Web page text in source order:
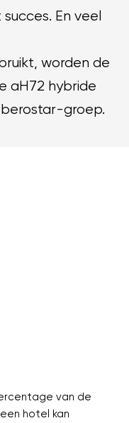
En veel
worden de
aH72 hybride
groep.
van de
hotel kan